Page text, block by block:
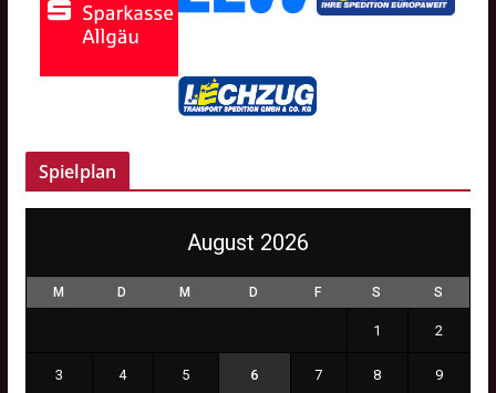
Spielplan
August 2026
M D M D F S S
1 2
3 4 5 6 7 8 9